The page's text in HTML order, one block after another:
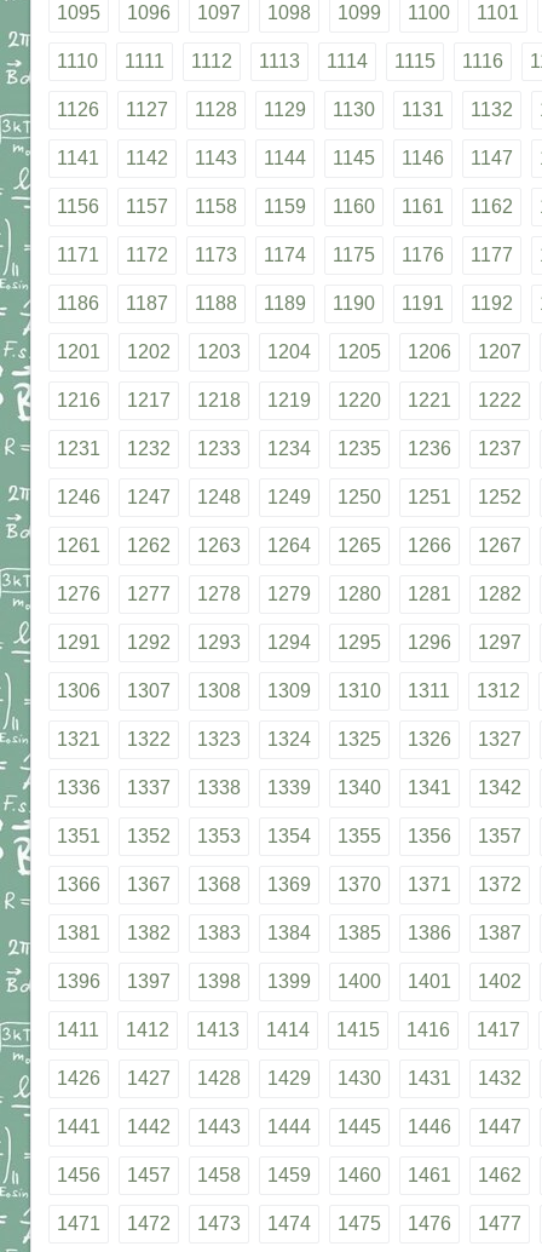
1095 1096 1097 1098 1099 1100 1101
1110 1111 1112 1113 1114 1115 1116
1126 1127 1128 1129 1130 1131 1132
1141 1142 1143 1144 1145 1146 1147
1156 1157 1158 1159 1160 1161 1162
1171 1172 1173 1174 1175 1176 1177
1186 1187 1188 1189 1190 1191 1192
1201 1202 1203 1204 1205 1206 1207
1216 1217 1218 1219 1220 1221 1222
1231 1232 1233 1234 1235 1236 1237
1246 1247 1248 1249 1250 1251 1252
1261 1262 1263 1264 1265 1266 1267
1276 1277 1278 1279 1280 1281 1282
1291 1292 1293 1294 1295 1296 1297
1306 1307 1308 1309 1310 1311 1312
1321 1322 1323 1324 1325 1326 1327
1336 1337 1338 1339 1340 1341 1342
1351 1352 1353 1354 1355 1356 1357
1366 1367 1368 1369 1370 1371 1372
1381 1382 1383 1384 1385 1386 1387
1396 1397 1398 1399 1400 1401 1402
1411 1412 1413 1414 1415 1416 1417
1426 1427 1428 1429 1430 1431 1432
1441 1442 1443 1444 1445 1446 1447
1456 1457 1458 1459 1460 1461 1462
1471 1472 1473 1474 1475 1476 1477